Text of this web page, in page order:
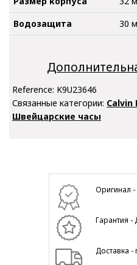
Водозащита
30 м
Reference: K9U23646
Связанные категории: Calvin
Швейцарские часы
Оригинал
Гарантия -
Доставка -